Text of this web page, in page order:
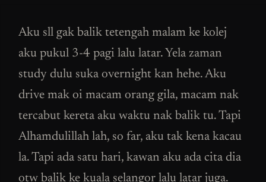
Aku sll gak balik tetengah malam ke kolej
aku pukul 3-4 pagi lalu latar. Yela zaman
study dulu suka overnight kan hehe. Aku
drive mak oi macam orang gila, macam nak
tercabut kereta aku waktu nak balik tu. Tapi
Alhamdulillah lah, so far, aku tak kena kacau
la. Tapi ada satu hari, kawan aku ada cita dia
otw balik ke kuala selangor lalu latar juga.